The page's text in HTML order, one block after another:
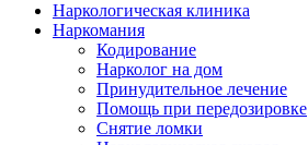
Наркологическая клиника
Наркомания
Кодирование
Нарколог на дом
Принудительное лечение
Помощь при передозировке
Снятие ломки